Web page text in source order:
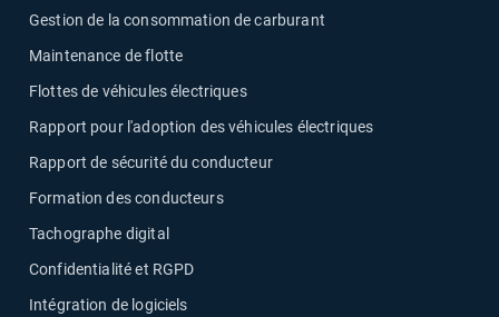
Gestion de la consommation de carburant
Maintenance de flotte
Flottes de véhicules électriques
Rapport pour l'adoption des véhicules électriques
Rapport de sécurité du conducteur
Formation des conducteurs
Tachographe digital
Confidentialité et RGPD
Intégration de logiciels